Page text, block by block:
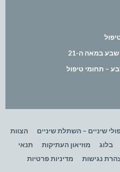
במאה ה-21
– תחומי טיפול
שיניים – השתלת שיניים
הצוות
בלוג מוזיאון העתיקות
תנאי
נגישות מדיניות פרטיות